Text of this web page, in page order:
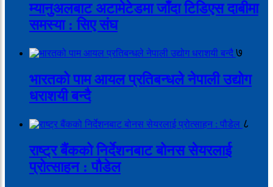
म्यानुअलबाट अटामेटेडमा जाँदा टिडिएस दाबीमा
समस्या : सिए संघ
७
भारतको पाम आयल प्रतिबन्धले नेपाली उद्योग
धराशयी बन्दै
८
राष्ट्र बैंकको निर्देशनबाट बोनस सेयरलाई
प्रोत्साहन : पौडेल